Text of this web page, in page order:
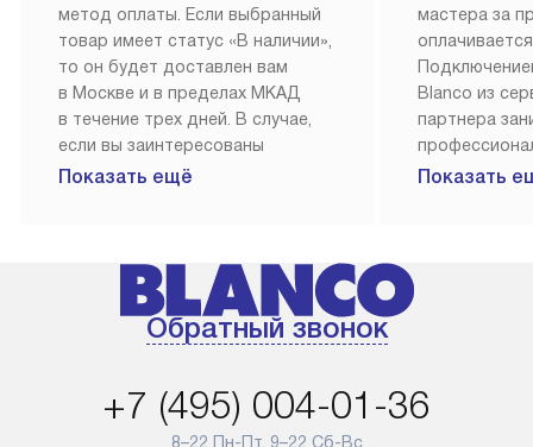
метод оплаты. Если выбранный
товар имеет статус «В наличии»,
то он будет доставлен вам
в Москве и в пределах МКАД
в течение трех дней. В случае,
если вы заинтересованы
в товаре, который доступен
менеджером на сайте. Товары
с особым лейблом
доставляются бесплатно
аксессуаров не предусмотрена.
Показать ещё
мастера за
Blanco из
партнера
Наш сервис
возможные
Показать
Обратный звонок
+7 (495) 004-01-36
8–22 Пн-Пт, 9–22 Сб-Вс